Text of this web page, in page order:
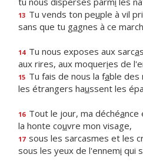
13 Tu vends ton peuple à vil
sans que tu gagnes à ce
14 Tu nous exposes aux sarca
aux rires, aux moqueries de
15 Tu fais de nous la fable des
les étrangers haussent les
16 Tout le jour, ma déchéance
la honte couvre mon visage,
17 sous les sarcasmes et les
sous les yeux de l'ennemi qui